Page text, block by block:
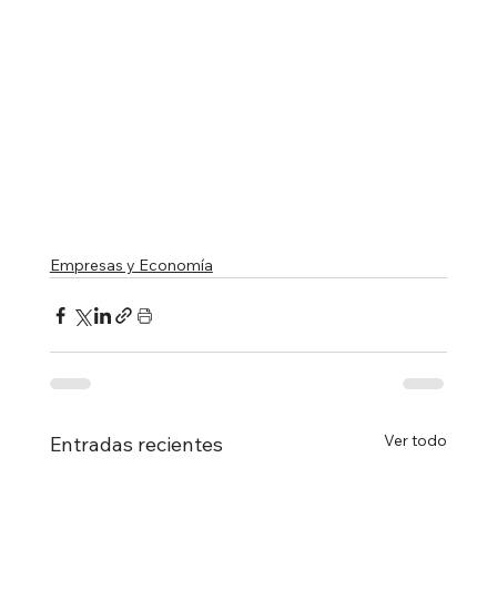
Empresas y Economía
Entradas recientes Ver todo